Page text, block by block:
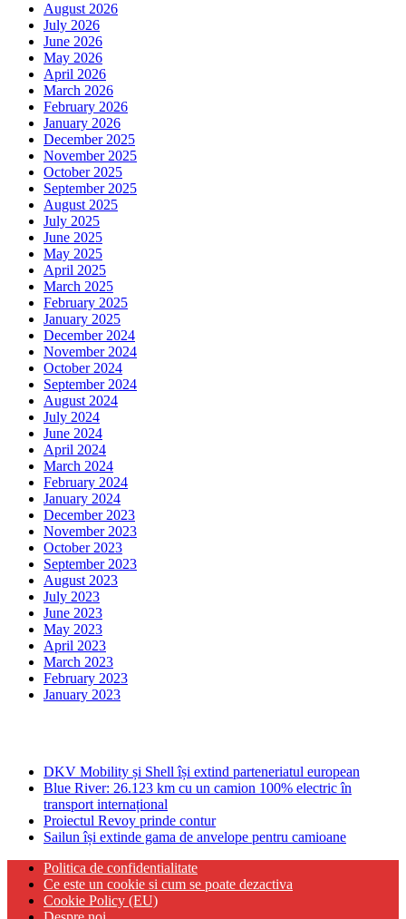
August 2026
July 2026
June 2026
May 2026
April 2026
March 2026
February 2026
January 2026
December 2025
November 2025
October 2025
September 2025
August 2025
July 2025
June 2025
May 2025
April 2025
March 2025
February 2025
January 2025
December 2024
November 2024
October 2024
September 2024
August 2024
July 2024
June 2024
April 2024
March 2024
February 2024
January 2024
December 2023
November 2023
October 2023
September 2023
August 2023
July 2023
June 2023
May 2023
April 2023
March 2023
February 2023
January 2023
DKV Mobility și Shell își extind parteneriatul european
Blue River: 26.123 km cu un camion 100% electric în
transport internațional
Proiectul Revoy prinde contur
Sailun își extinde gama de anvelope pentru camioane
Politica de confidentialitate
Ce este un cookie si cum se poate dezactiva
Cookie Policy (EU)